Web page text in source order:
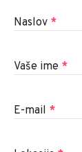
Naslov *
Vaše ime *
E-mail *